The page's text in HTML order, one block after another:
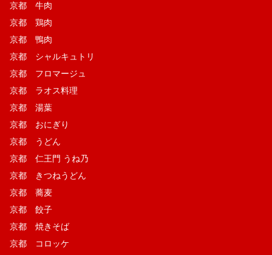
京都 牛肉
京都 鶏肉
京都 鴨肉
京都 シャルキュトリ
京都 フロマージュ
京都 ラオス料理
京都 湯葉
京都 おにぎり
京都 うどん
京都 仁王門 うね乃
京都 きつねうどん
京都 蕎麦
京都 餃子
京都 焼きそば
京都 コロッケ